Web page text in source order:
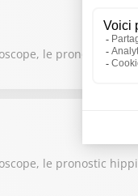
le pronostic
le pronostic